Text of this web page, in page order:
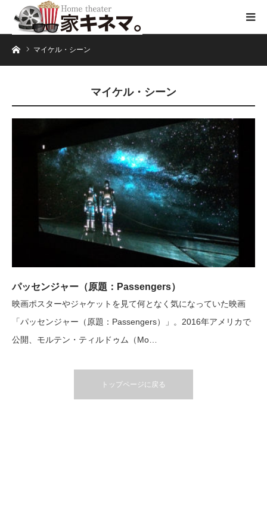
ホームマイケル・シーン
マイケル・シーン
パッセンジャー（原題：Passengers）
映画ポスターやジャケットを見て何となく気になっていた映画
「パッセンジャー（原題：Passengers）」。2016年アメリカで
公開、モルテン・ティルドゥム（Mo…
トップページに戻る